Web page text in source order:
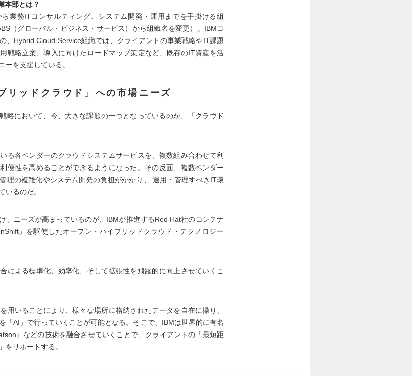
本部とは？
業務ITコンサルティング、システム開発・運用までを手掛ける組
（グローバル・ビジネス・サービス）から組織名を変更）。IBMコ
、Hybrid Cloud Service組織では、クライアントの事業戦略やIT課題
戦略立案、導入に向けたロードマップ策定など、既存のIT資産を活
ーを支援している。
リッドクラウド」への市場ニーズ
略において、今、大きな課題の一つとなっているのが、「クラウド
る各ベンダーのクラウドシステムサービスを、複数組み合わせて利
便性を高めることができるようになった。その反面、複数ベンダー
理の複雑化やシステム開発の負担がかかり、 運用・管理すべきIT環
いるのだ。
、ニーズが高まっているのが、IBMが推進するRed Hat社のコンテナ
」を駆使したオープン・ハイブリッドクラウド・テクノロジー
による標準化、効率化、そして拡張性を飛躍的に向上させていくこ
用いることにより、様々な場所に格納されたデータを自在に操り、
「AI」で行っていくことが可能となる。そこで、IBMは世界的に有名
』などの技術を融合させていくことで、クライアントの「最短距
をサポートする。